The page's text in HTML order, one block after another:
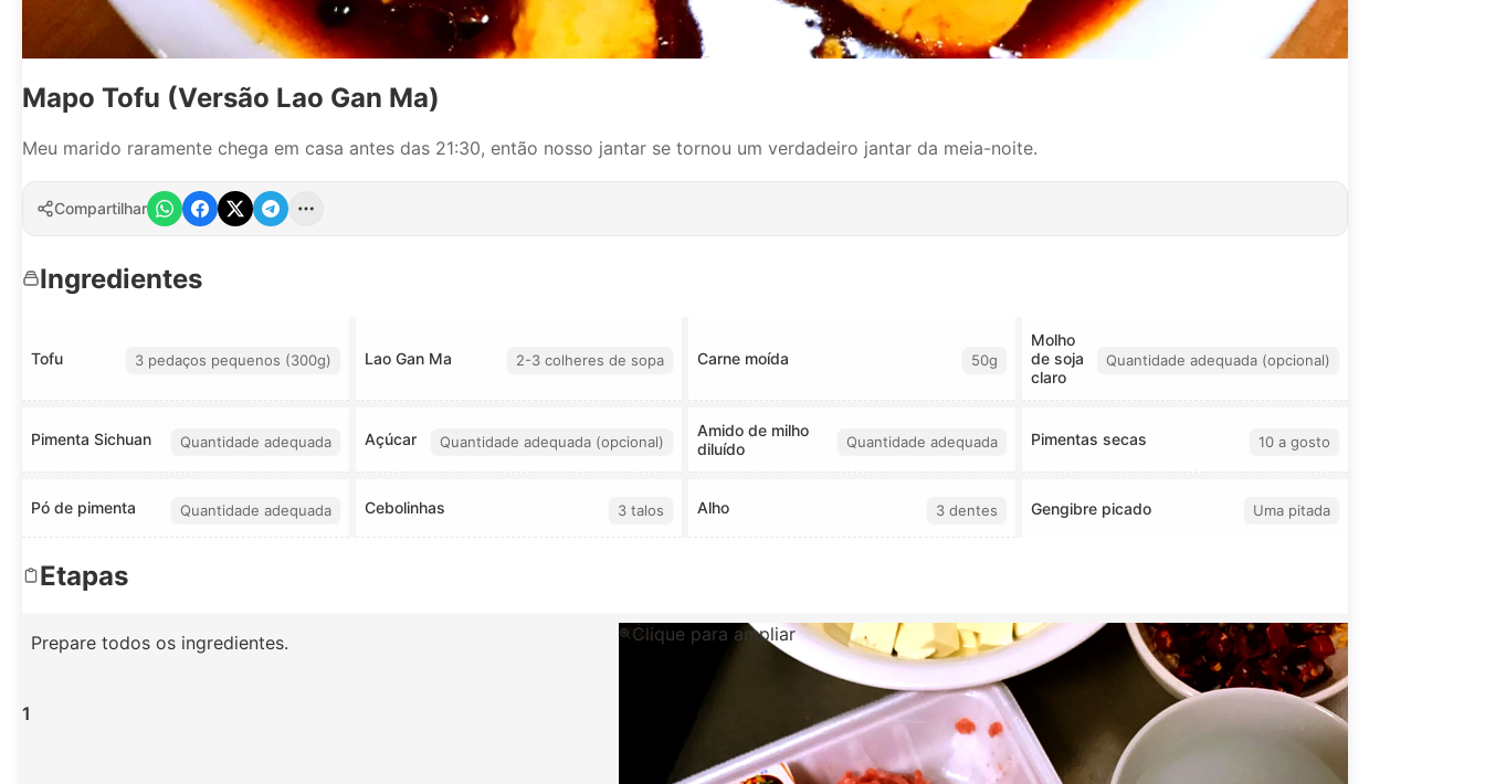
Mapo Tofu (Versão Lao Gan Ma)
Meu marido raramente chega em casa antes das 21:30, então nosso jantar se tornou um verdadeiro jantar da meia-noite.
Compartilhar
Ingredientes
Tofu 3 pedaços pequenos (300g) Lao Gan Ma 2-3 colheres de sopa Carne moída 50g
Molho
de soja
claro
Quantidade adequada (opcional)
Pimenta Sichuan Quantidade adequada Açúcar Quantidade adequada (opcional)
Amido de milho
diluído
Quantidade adequada Pimentas secas 10 a gosto
Pó de pimenta Quantidade adequada Cebolinhas 3 talos Alho 3 dentes Gengibre picado Uma pitada
Etapas
1
Prepare todos os ingredientes. Clique para ampliar